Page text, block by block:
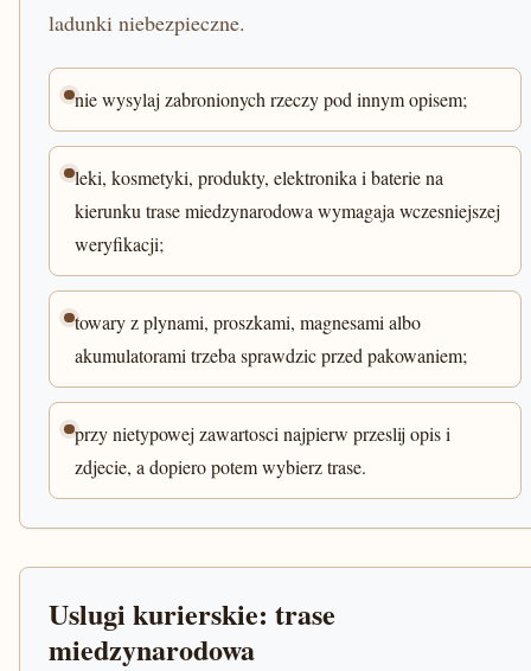
ladunki niebezpieczne.
nie wysylaj zabronionych rzeczy pod innym opisem;
leki, kosmetyki, produkty, elektronika i baterie na
kierunku trase miedzynarodowa wymagaja wczesniejszej
weryfikacji;
towary z plynami, proszkami, magnesami albo
akumulatorami trzeba sprawdzic przed pakowaniem;
przy nietypowej zawartosci najpierw przeslij opis i
zdjecie, a dopiero potem wybierz trase.
Uslugi kurierskie: trase
miedzynarodowa